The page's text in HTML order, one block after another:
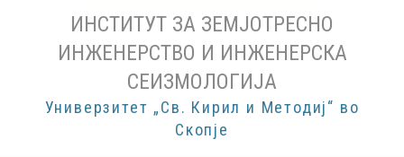
ИНСТИТУТ ЗА ЗЕМЈОТРЕСНО
ИНЖЕНЕРСТВО И ИНЖЕНЕРСКА
СЕИЗМОЛОГИЈА
Универзитет „Св. Кирил и Методиј“ во
Скопје